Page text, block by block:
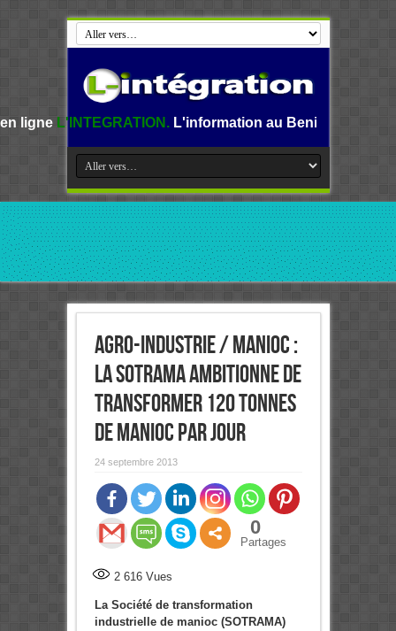
L'information au Benin, en Afrique et dans le
Agro-industrie / Manioc :
La SOTRAMA ambitionne de
transformer 120 tonnes
de manioc par jour
24 septembre 2013
0
Partages
2 616Vues
La Société de transformation
industrielle de manioc (SOTRAMA)